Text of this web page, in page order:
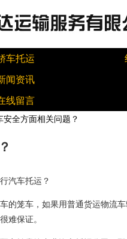
车托运
闻资讯
线留言
安全方面相关问题？
汽车托运？
的笼车，如果用普通货运物流
难保证。